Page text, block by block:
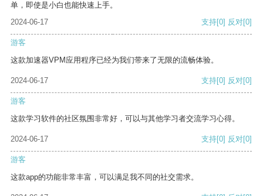
单，即使是小白也能快速上手。
2024-06-17
支持[0] 反对[0]
游客
这款加速器VPM应用程序已经为我们带来了无限的流畅体验。
2024-06-17 支持[0] 反对[0]
游客
这款学习软件的社区氛围非常好，可以与其他学习者交流学习心得。
2024-06-17 支持[0] 反对[0]
游客
这款app的功能非常丰富，可以满足我不同的社交需求。